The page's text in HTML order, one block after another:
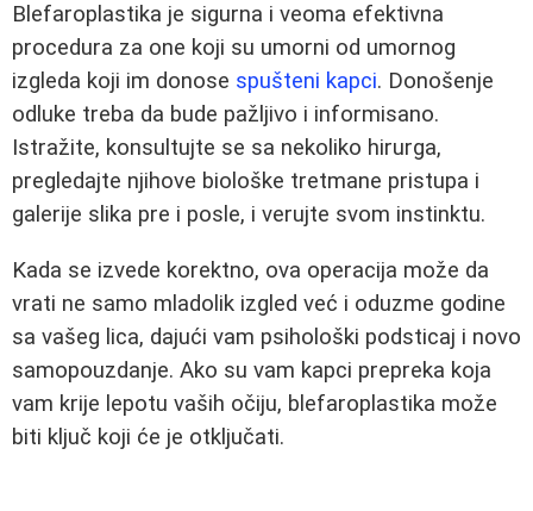
Blefaroplastika je sigurna i veoma efektivna
procedura za one koji su umorni od umornog
izgleda koji im donose spušteni kapci. Donošenje
odluke treba da bude pažljivo i informisano.
Istražite, konsultujte se sa nekoliko hirurga,
pregledajte njihove biološke tretmane pristupa i
galerije slika pre i posle, i verujte svom instinktu.
Kada se izvede korektno, ova operacija može da
vrati ne samo mladolik izgled već i oduzme godine
sa vašeg lica, dajući vam psihološki podsticaj i novo
samopouzdanje. Ako su vam kapci prepreka koja
vam krije lepotu vaših očiju, blefaroplastika može
biti ključ koji će je otključati.